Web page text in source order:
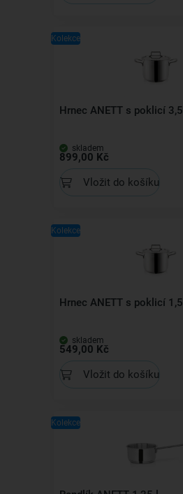
Kolekce
Hrnec ANETT s poklicí 3,5 l
skladem
899,00 Kč
Vložit do košíku
Kolekce
Hrnec ANETT s poklicí 1,5 l
skladem
549,00 Kč
Vložit do košíku
Kolekce